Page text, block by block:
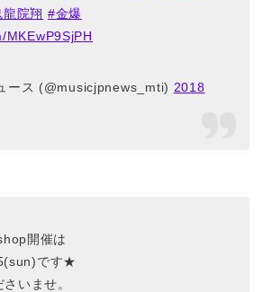
龍院翔 #金爆
ス (@musicjpnews_mti) 2018
開催は
です★
いませ。